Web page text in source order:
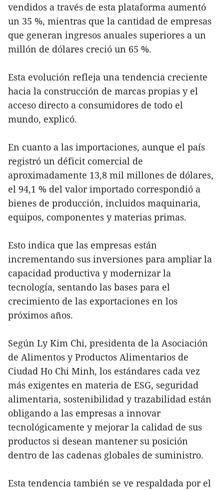
vendidos a través de esta plataforma aumentó
un 35 %, mientras que la cantidad de empresas
que generan ingresos anuales superiores a un
millón de dólares creció un 65 %.
Esta evolución refleja una tendencia creciente
hacia la construcción de marcas propias y el
acceso directo a consumidores de todo el
mundo, explicó.
En cuanto a las importaciones, aunque el país
registró un déficit comercial de
aproximadamente 13,8 mil millones de dólares,
el 94,1 % del valor importado correspondió a
bienes de producción, incluidos maquinaria,
equipos, componentes y materias primas.
Esto indica que las empresas están
incrementando sus inversiones para ampliar la
capacidad productiva y modernizar la
tecnología, sentando las bases para el
crecimiento de las exportaciones en los
próximos años.
Según Ly Kim Chi, presidenta de la Asociación
de Alimentos y Productos Alimentarios de
Ciudad Ho Chi Minh, los estándares cada vez
más exigentes en materia de ESG, seguridad
alimentaria, sostenibilidad y trazabilidad están
obligando a las empresas a innovar
tecnológicamente y mejorar la calidad de sus
productos si desean mantener su posición
dentro de las cadenas globales de suministro.
Esta tendencia también se ve respaldada por el